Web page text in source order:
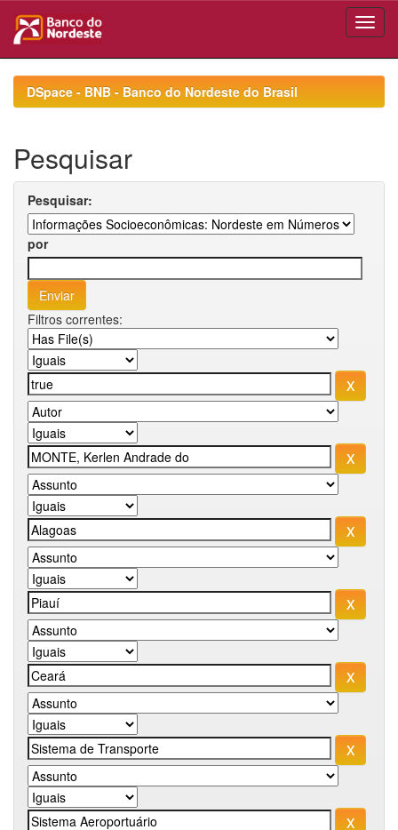
navigationDSpace - BNB - Banco do Nordeste do Brasil
Pesquisar
Pesquisar:
por
Filtros correntes: